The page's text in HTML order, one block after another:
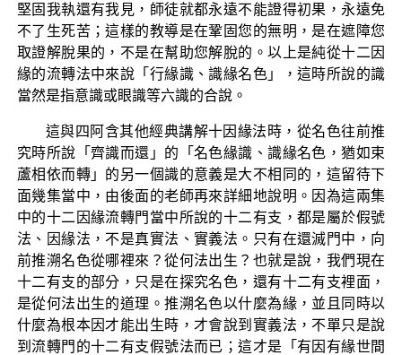
堅固我執還有我見，師徒就都永遠不能證得初果，永遠免
不了生死苦；這樣的教導是在鞏固您的無明，是在遮障您
取證解脫果的，不是在幫助您解脫的。以上是純從十二因
緣的流轉法中來說「行緣識、識緣名色」，這時所說的識
當然是指意識或眼識等六識的合說。
這與四阿含其他經典講解十因緣法時，從名色往前推
究時所說「齊識而還」的「名色緣識、識緣名色，猶如束
蘆相依而轉」的另一個識的意義是大不相同的，這留待下
面幾集當中，由後面的老師再來詳細地說明。因為這兩集
中的十二因緣流轉門當中所說的十二有支，都是屬於假號
法、因緣法，不是真實法、實義法。只有在還滅門中，向
前推溯名色從哪裡來？從何法出生？也就是說，我們現在
十二有支的部分，只是在探究名色，還有十二有支裡面，
是從何法出生的道理。推溯名色以什麼為緣，並且同時以
什麼為根本因才能出生時，才會說到實義法，不單只是說
到流轉門的十二有支假號法而已；這才是「有因有緣世間